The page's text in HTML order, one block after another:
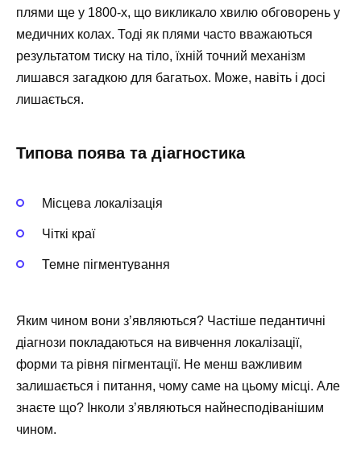
плями ще у 1800-х, що викликало хвилю обговорень у
медичних колах. Тоді як плями часто вважаються
результатом тиску на тіло, їхній точний механізм
лишався загадкою для багатьох. Може, навіть і досі
лишається.
Типова поява та діагностика
Місцева локалізація
Чіткі краї
Темне пігментування
Яким чином вони з’являються? Частіше педантичні
діагнози покладаються на вивчення локалізації,
форми та рівня пігментації. Не менш важливим
залишається і питання, чому саме на цьому місці. Але
знаєте що? Інколи з’являються найнесподіванішим
чином.